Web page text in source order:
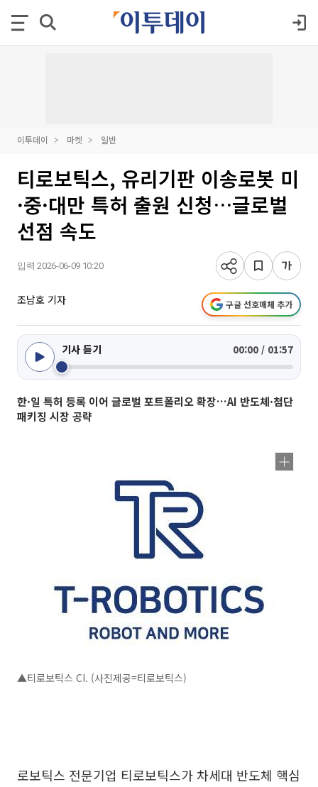
이투데이 마켓 일반
티로보틱스, 유리기판 이송로봇 미
·중·대만 특허 출원 신청…글로벌
선점 속도
입력 2026-06-09 10:20
조남호 기자 구글 선호매체 추가
기사 듣기 00:00 / 01:57
한·일 특허 등록 이어 글로벌 포트폴리오 확장…AI 반도체·첨단
패키징 시장 공략
▲티로보틱스 CI. (사진제공=티로보틱스)
로보틱스 전문기업 티로보틱스가 차세대 반도체 핵심